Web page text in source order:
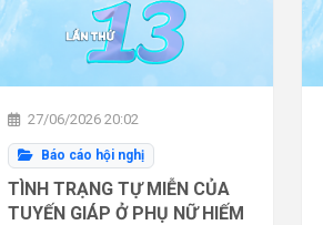
27/06/2026 20:02
Báo cáo hội nghị
TÌNH TRẠNG TỰ MIỄN CỦA
TUYẾN GIÁP Ở PHỤ NỮ HIẾM